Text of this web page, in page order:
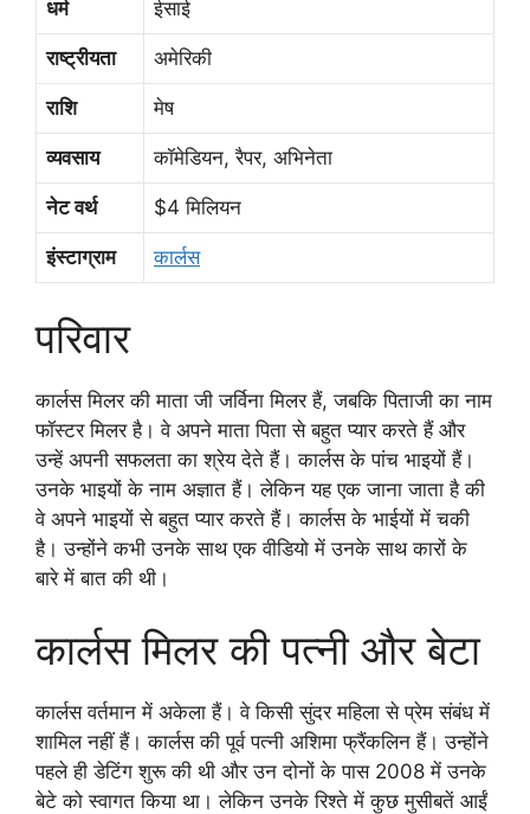
धर्म ईसाई
राष्ट्रीयता अमेरिकी
राशि मेष
व्यवसाय कॉमेडियन, रैपर, अभिनेता
नेट वर्थ $4 मिलियन
इंस्टाग्राम कार्लस
परिवार
कार्लस मिलर की माता जी जर्विना मिलर हैं, जबकि पिताजी का नाम
फॉस्टर मिलर है। वे अपने माता पिता से बहुत प्यार करते हैं और
उन्हें अपनी सफलता का श्रेय देते हैं। कार्लस के पांच भाइयों हैं।
उनके भाइयों के नाम अज्ञात हैं। लेकिन यह एक जाना जाता है की
वे अपने भाइयों से बहुत प्यार करते हैं। कार्लस के भाईयों में चकी
है। उन्होंने कभी उनके साथ एक वीडियो में उनके साथ कारों के
बारे में बात की थी।
कार्लस मिलर की पत्नी और बेटा
कार्लस वर्तमान में अकेला हैं। वे किसी सुंदर महिला से प्रेम संबंध में
शामिल नहीं हैं। कार्लस की पूर्व पत्नी अशिमा फ्रैंकलिन हैं। उन्होंने
पहले ही डेटिंग शुरू की थी और उन दोनों के पास 2008 में उनके
बेटे को स्वागत किया था। लेकिन उनके रिश्ते में कुछ मुसीबतें आईं